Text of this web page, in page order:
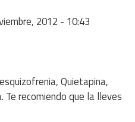
2012 - 10:43
Quietapina,
Te recomiendo que la lleves